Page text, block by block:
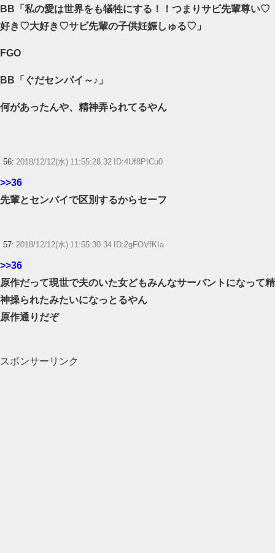
BB「私の愛は世界をも犠牲にする！！つまりサビ先輩尊い♡
好き♡大好き♡サビ先輩の子供妊娠しゅる♡」
FGO
BB「ぐだセンパイ～♪」
何があったんや、精神弄られてるやん
56: 2018/12/12(水) 11:55:28.32 ID:4Uf8PICu0
>>36
先輩とセンパイで区別するからセーフ
57: 2018/12/12(水) 11:55:30.34 ID:2gFOVfKIa
>>36
原作だって現世で夫のいた女どもみんなサーバントになって精
神操られたみたいになっとるやん
原作通りだぞ
スポンサーリンク